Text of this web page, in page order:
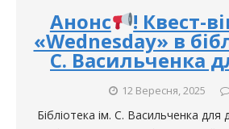
Анонс ! Квест-
«Wednesday» в
С. Васильченка
12 Вересня, 2025
Бібліотека ім. С. Васильченка для